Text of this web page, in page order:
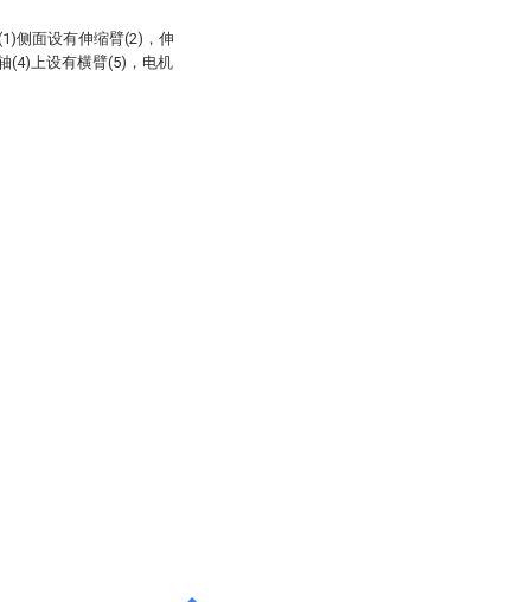
侧面设有伸缩臂(2)，伸
(4)上设有横臂(5)，电机